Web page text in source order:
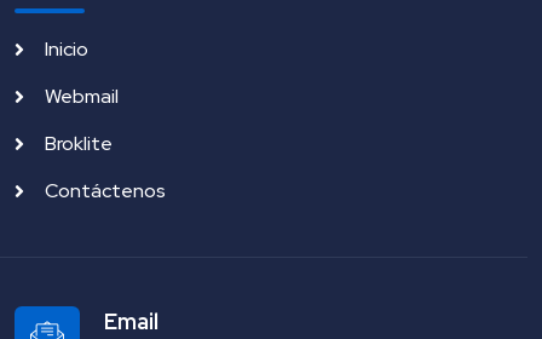
Inicio
Webmail
Broklite
Contáctenos
Email